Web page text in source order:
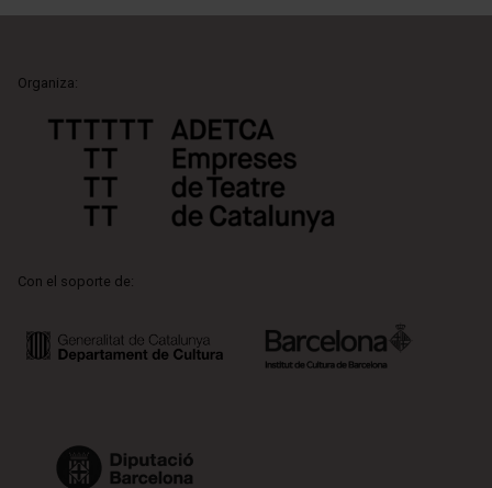
Organiza:
Con el soporte de: